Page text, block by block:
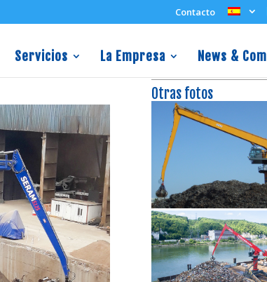
Contacto
Servicios La Empresa News & Com
Otras fotos